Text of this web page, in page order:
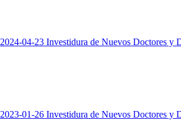
2024-04-23 Investidura de Nuevos Doctores y
2023-01-26 Investidura de Nuevos Doctores y